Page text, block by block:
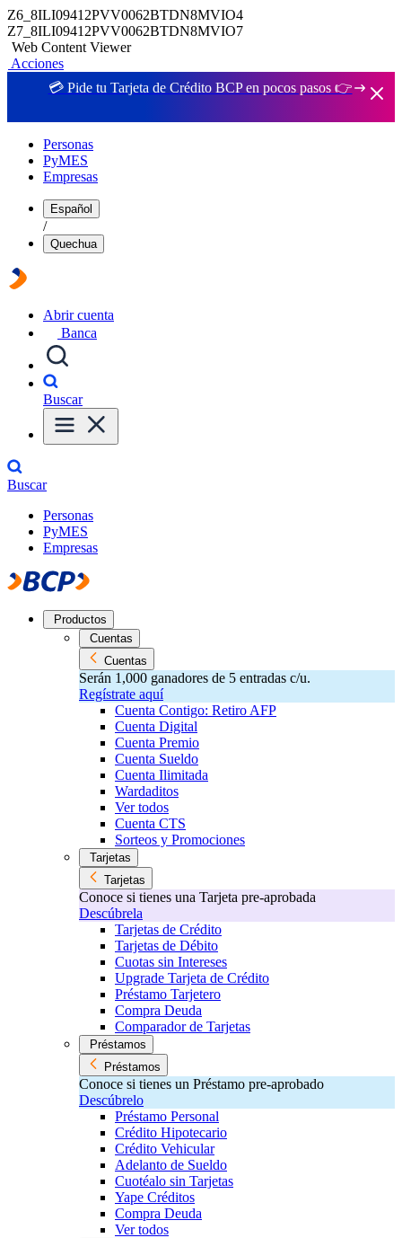
Z6_8ILI09412PVV0062BTDN8MVIO4
Z7_8ILI09412PVV0062BTDN8MVIO7
Web Content Viewer
Acciones
💳 Pide tu Tarjeta de Crédito BCP en pocos pasos 👉
Personas
PyMES
Empresas
Español
/
Quechua
Abrir cuenta
Banca
Buscar
Buscar
Personas
PyMES
Empresas
Productos
Cuentas
Cuentas
Serán 1,000 ganadores de 5 entradas c/u.
Regístrate aquí
Cuenta Contigo: Retiro AFP
Cuenta Digital
Cuenta Premio
Cuenta Sueldo
Cuenta Ilimitada
Wardaditos
Ver todos
Cuenta CTS
Sorteos y Promociones
Tarjetas
Tarjetas
Conoce si tienes una Tarjeta pre-aprobada
Descúbrela
Tarjetas de Crédito
Tarjetas de Débito
Cuotas sin Intereses
Upgrade Tarjeta de Crédito
Préstamo Tarjetero
Compra Deuda
Comparador de Tarjetas
Préstamos
Préstamos
Conoce si tienes un Préstamo pre-aprobado
Descúbrelo
Préstamo Personal
Crédito Hipotecario
Crédito Vehicular
Adelanto de Sueldo
Cuotéalo sin Tarjetas
Yape Créditos
Compra Deuda
Ver todos